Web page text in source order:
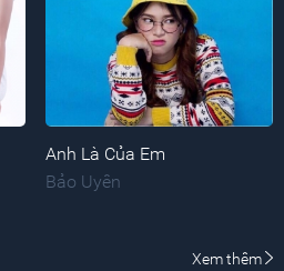
Anh Là Của Em
Bảo Uyên
Xem thêm